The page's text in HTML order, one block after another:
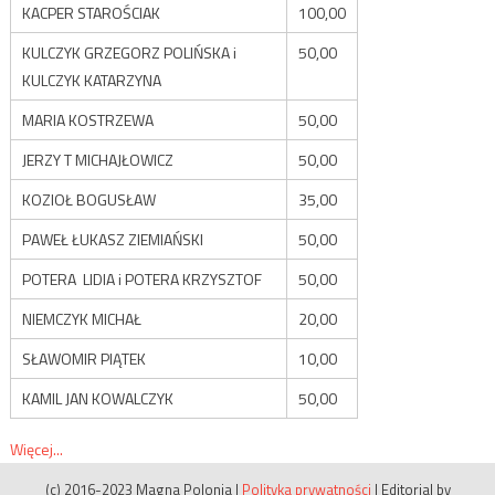
KACPER STAROŚCIAK
100,00
KULCZYK GRZEGORZ POLIŃSKA i
KULCZYK KATARZYNA
50,00
MARIA KOSTRZEWA
50,00
JERZY T MICHAJŁOWICZ
50,00
KOZIOŁ BOGUSŁAW
35,00
PAWEŁ ŁUKASZ ZIEMIAŃSKI
50,00
POTERA LIDIA i POTERA KRZYSZTOF
50,00
NIEMCZYK MICHAŁ
20,00
SŁAWOMIR PIĄTEK
10,00
KAMIL JAN KOWALCZYK
50,00
Więcej...
(c) 2016-2023 Magna Polonia | Polityka prywatności | Editorial by